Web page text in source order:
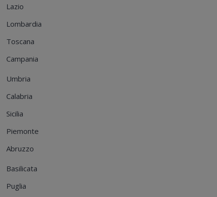
Lazio
Lombardia
Toscana
Campania
Umbria
Calabria
Sicilia
Piemonte
Abruzzo
Basilicata
Puglia